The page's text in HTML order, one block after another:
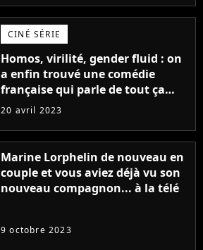
CINÉ SÉRIE
Homos, virilité, gender fluid : on
a enfin trouvé une comédie
française qui parle de tout ça
sans être super ringarde
20 avril 2023
Marine Lorphelin de nouveau en
couple et vous aviez déjà vu son
nouveau compagnon... à la télé
9 octobre 2023